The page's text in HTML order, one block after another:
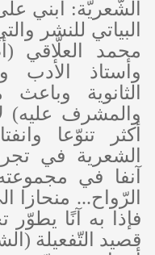
الشّعريّة: ابني
البياتي للنشر
محمد العلّاقي
وأستاذ الأدب
الثانوية
والمشرف عليه)
أكثر تنوّعا
الشعرية في
آنفا في
الرّواح... منحازا
فإذا به آنًا يطوّر
قصيد التّفعيلة